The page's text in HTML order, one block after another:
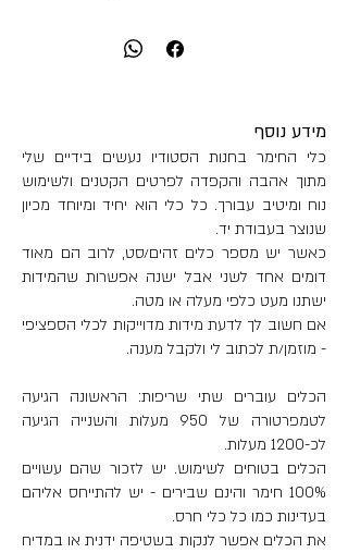
משקל: 735 גר'
מידע נוסף
כלי החימר בחנות הסטודיו נעשים בידיים שלי
מתוך אהבה והקפדה לפרטים הקטנים ולשימוש
נוח ומיטיב עבורך. כל כלי הוא יחיד ומיוחד מכיון
שנוצר בעבודת יד.
כאשר יש מספר כלים זהים/סט, לרוב הם מאוד
דומים אחד לשני אבל ישנה אפשרות שהמידות
ישתנו מעט כלפי מעלה או מטה.
אם חשוב לך לדעת מידות מדוייקות לכלי הספציפי
- מוזמן/ת לכתוב לי ולקבל מענה.
הכלים עוברים שתי שריפות: הראשונה הגיעה
לטמפרטורה של 950 מעלות והשנייה הגיעה
לכ-1200 מעלות.
הכלים בטוחים לשימוש. יש לזכור שהם עשויים
100% חימר והינם שבירים - יש להתייחס אליהם
בעדינות כמו כל כלי חרס.
את הכלים אפשר לנקות בשטיפה ידנית או במדיח